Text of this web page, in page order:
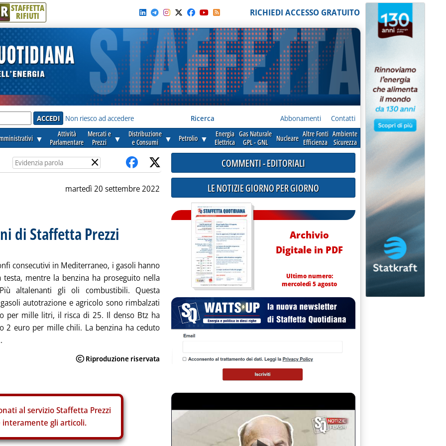
R STAFFETTA
RIFIUTI RICHIEDI ACCESSO GRATUITO
Non riesco ad accedere Ricerca Abbonamenti Contatti
▼
Attività
Parlamentare
Mercati e
Prezzi
▼
Distribuzione
e Consumi
▼ Petrolio ▼
Energia
Elettrica
Gas Naturale
GPL - GNL
Nucleare Altre Fonti
Efficienza
Ambiente
Sicurezza
×
martedì 20 settembre 2022
di Staffetta Prezzi
consecutivi in Mediterraneo, i gasoli hanno
testa, mentre la benzina ha proseguito nella
altalenanti gli oli combustibili. Questa
autotrazione e agricolo sono rimbalzati
per mille litri, il risca di 25. Il denso Btz ha
2 euro per mille chili. La benzina ha ceduto
al servizio Staffetta Prezzi
interamente gli articoli.
COMMENTI - EDITORIALI
LE NOTIZIE GIORNO PER GIORNO
Archivio
Digitale in PDF
Ultimo numero:
mercoledì 5 agosto